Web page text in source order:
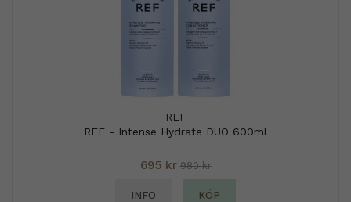
REF
REF - Intense Hydrate DUO 600ml
695 kr 980 kr
INFO KÖP